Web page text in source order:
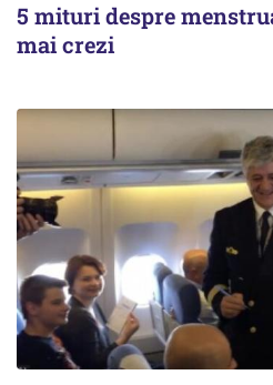
5 mituri despre
mai crezi